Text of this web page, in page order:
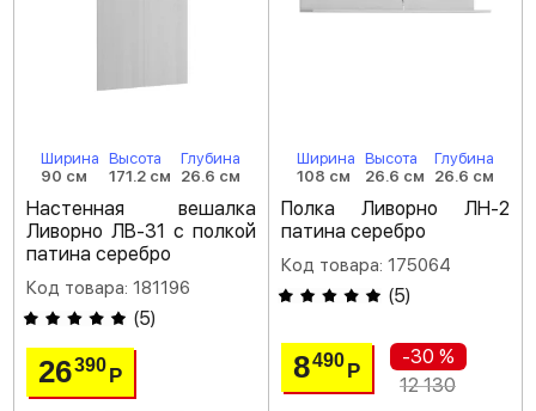
Ширина
90 см
Высота
171.2 см
Глубина
26.6 см
Настенная вешалка
Ливорно ЛВ-31 с полкой
патина серебро
Код товара: 181196
(5)
26390Р
Ширина
108 см
Высота
26.6 см
Глубина
26.6 см
Полка Ливорно ЛН-2
патина серебро
Код товара: 175064
(5)
8490 Р
-30 %
12 130